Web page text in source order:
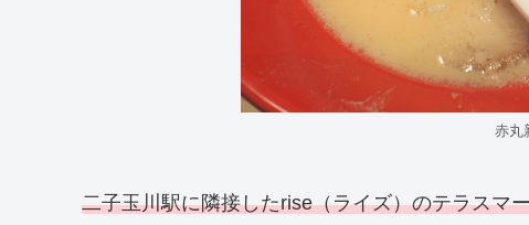
赤丸
二子玉川駅に隣接したrise（ライズ）のテラスマ